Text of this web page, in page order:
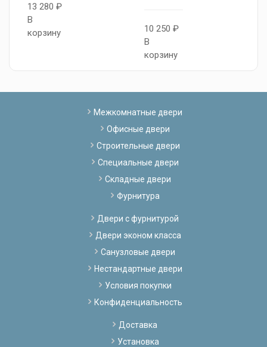
13 280 ₽
В
корзину
10 250 ₽
В
корзину
Межкомнатные двери
Офисные двери
Строительные двери
Специальные двери
Складные двери
Фурнитура
Двери с фурнитурой
Двери эконом класса
Санузловые двери
Нестандартные двери
Условия покупки
Конфиденциальность
Доставка
Установка